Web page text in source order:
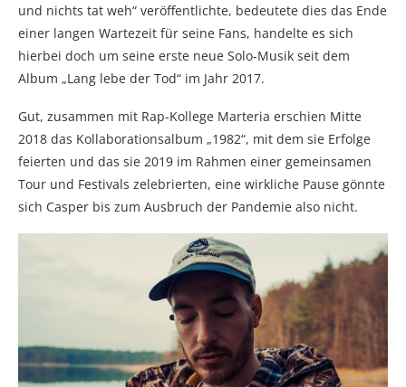
und nichts tat weh“ veröffentlichte, bedeutete dies das Ende
einer langen Wartezeit für seine Fans, handelte es sich
hierbei doch um seine erste neue Solo-Musik seit dem
Album „Lang lebe der Tod“ im Jahr 2017.
Gut, zusammen mit Rap-Kollege Marteria erschien Mitte
2018 das Kollaborationsalbum „1982“, mit dem sie Erfolge
feierten und das sie 2019 im Rahmen einer gemeinsamen
Tour und Festivals zelebrierten, eine wirkliche Pause gönnte
sich Casper bis zum Ausbruch der Pandemie also nicht.